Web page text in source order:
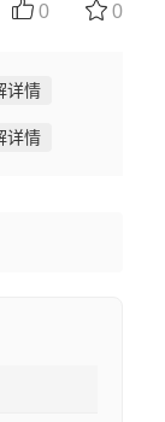
0 0
详情
详情